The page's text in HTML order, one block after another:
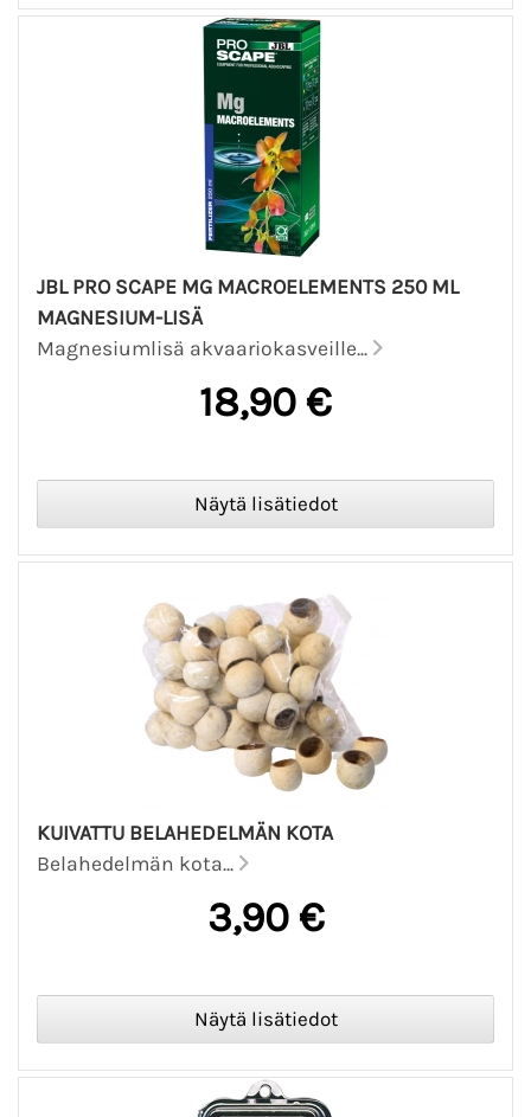
JBL PRO SCAPE MG MACROELEMENTS 250 ML
MAGNESIUM-LISÄ
Magnesiumlisä akvaariokasveille...
18,90 €
KUIVATTU BELAHEDELMÄN KOTA
Belahedelmän kota...
3,90 €